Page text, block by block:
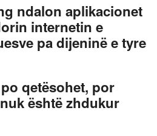
ndalon aplikacionet
internetin e
pa dijeninë e tyre
qetësohet, por
është zhdukur